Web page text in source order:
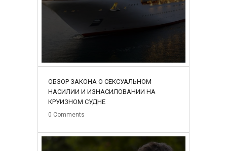
ОБЗОР ЗАКОНА О СЕКСУАЛЬНОМ
НАСИЛИИ И ИЗНАСИЛОВАНИИ НА
КРУИЗНОМ СУДНЕ
0 Comments